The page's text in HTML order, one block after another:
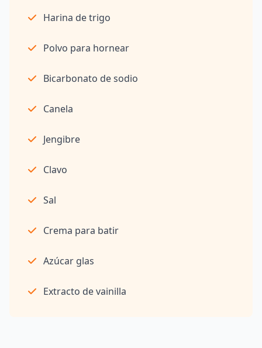
Harina de trigo
Polvo para hornear
Bicarbonato de sodio
Canela
Jengibre
Clavo
Sal
Crema para batir
Azúcar glas
Extracto de vainilla